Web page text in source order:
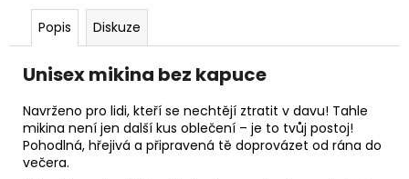
Popis Diskuze
Unisex mikina bez kapuce
Navrženo pro lidi, kteří se nechtějí ztratit v davu! Tahle
mikina není jen další kus oblečení – je to tvůj postoj!
Pohodlná, hřejivá a připravená tě doprovázet od rána do
večera.